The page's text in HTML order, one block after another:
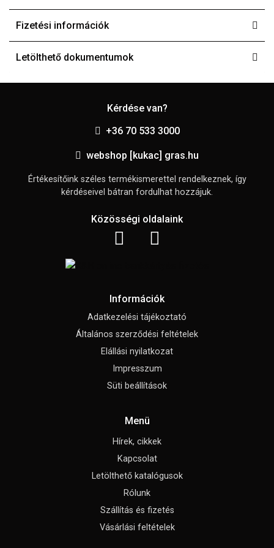
Fizetési információk
Letölthető dokumentumok
Kérdése van?
+36 70 533 3000
webshop [kukac] gras.hu
Értékesítőink széles termékismerettel rendelkeznek, így
kérdéseivel bátran fordulhat hozzájuk.
Közösségi oldalaink
Információk
Adatkezelési tájékoztató
Általános szerződési feltételek
Elállási nyilatkozat
Impresszum
Süti beállítások
Menü
Hírek, cikkek
Kapcsolat
Letölthető katalógusok
Rólunk
Szállítás és fizetés
Vásárlási feltételek